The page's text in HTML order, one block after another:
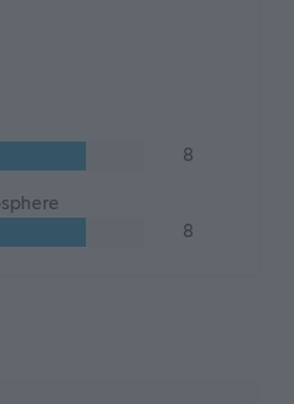
8
8